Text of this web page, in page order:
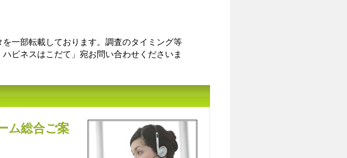
一部転載しております。調査のタイミング等
ピネスはこだて」宛お問い合わせくださいま
ム総合ご案